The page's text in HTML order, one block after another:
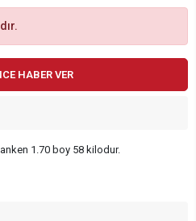
HABER VER
1.70 boy 58 kilodur.